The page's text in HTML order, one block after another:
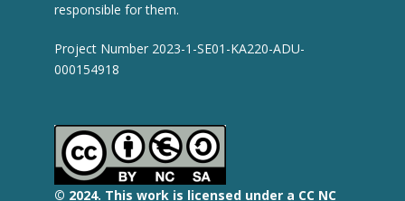
responsible for them.
Project Number 2023-1-SE01-KA220-ADU-
000154918
© 2024. This work is licensed under a CC NC